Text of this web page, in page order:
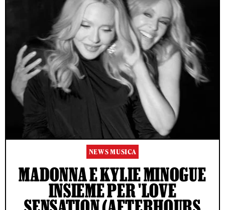
NEWS MUSICA
MADONNA E KYLIE MINOGUE
INSIEME PER 'LOVE